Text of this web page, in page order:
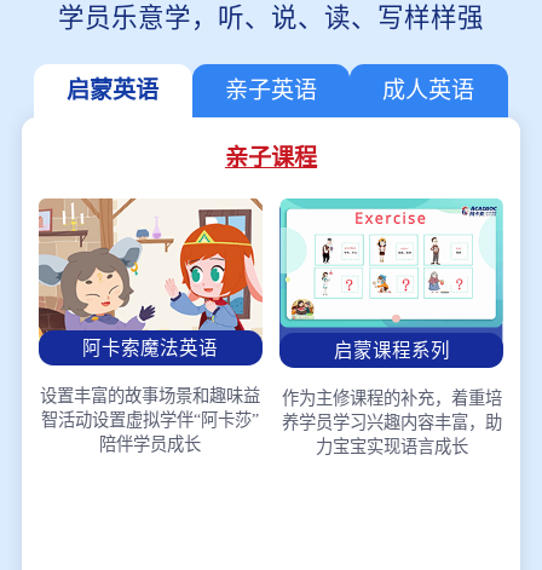
学员乐意学，听、说、读、写样样强
启蒙英语 亲子英语 成人英语
亲子课程
阿卡索魔法英语
设置丰富的故事场景和趣味益
智活动设置虚拟学伴“阿卡莎”
陪伴学员成长
启蒙课程系列
作为主修课程的补充，着重培
养学员学习兴趣内容丰富，助
力宝宝实现语言成长